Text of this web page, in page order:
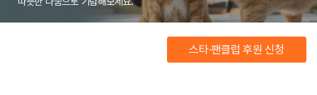
스타·팬클럽 후원 신청